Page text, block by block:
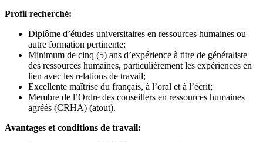
Profil recherché:
Diplôme d’études universitaires en ressources humaines ou
autre formation pertinente;
Minimum de cinq (5) ans d’expérience à titre de généraliste
des ressources humaines, particulièrement les expériences en
lien avec les relations de travail;
Excellente maîtrise du français, à l’oral et à l’écrit;
Membre de l’Ordre des conseillers en ressources humaines
agréés (CRHA) (atout).
Avantages et conditions de travail: